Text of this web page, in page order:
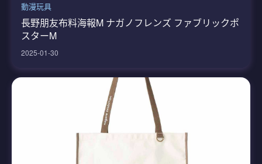
動漫玩具
長野朋友布料海報M ナガノフレンズ ファブリックポ
スターM
2025-01-30